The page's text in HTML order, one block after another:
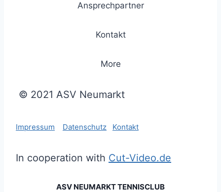
Ansprechpartner
Kontakt
More
© 2021 ASV Neumarkt
Impressum Datenschutz Kontakt
In cooperation with Cut-Video.de
ASV NEUMARKT TENNISCLUB